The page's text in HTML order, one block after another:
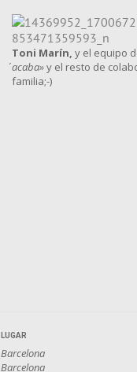
Toni Marín, y el equipo
´acaba»y el resto de
familia;-)
LUGAR
Barcelona
Barcelona